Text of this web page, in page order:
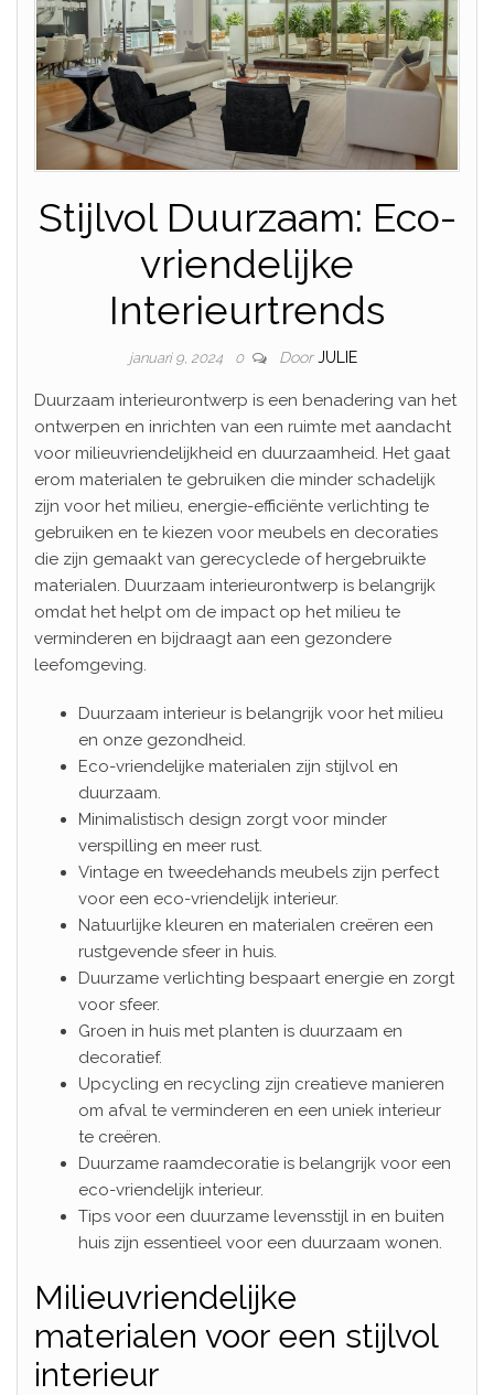
Stijlvol Duurzaam: Eco-
vriendelijke
Interieurtrends
januari 9, 2024 0 Door JULIE
Duurzaam interieurontwerp is een benadering van het
ontwerpen en inrichten van een ruimte met aandacht
voor milieuvriendelijkheid en duurzaamheid. Het gaat
erom materialen te gebruiken die minder schadelijk
zijn voor het milieu, energie-efficiënte verlichting te
gebruiken en te kiezen voor meubels en decoraties
die zijn gemaakt van gerecyclede of hergebruikte
materialen. Duurzaam interieurontwerp is belangrijk
omdat het helpt om de impact op het milieu te
verminderen en bijdraagt aan een gezondere
leefomgeving.
Duurzaam interieur is belangrijk voor het milieu
en onze gezondheid.
Eco-vriendelijke materialen zijn stijlvol en
duurzaam.
Minimalistisch design zorgt voor minder
verspilling en meer rust.
Vintage en tweedehands meubels zijn perfect
voor een eco-vriendelijk interieur.
Natuurlijke kleuren en materialen creëren een
rustgevende sfeer in huis.
Duurzame verlichting bespaart energie en zorgt
voor sfeer.
Groen in huis met planten is duurzaam en
decoratief.
Upcycling en recycling zijn creatieve manieren
om afval te verminderen en een uniek interieur
te creëren.
Duurzame raamdecoratie is belangrijk voor een
eco-vriendelijk interieur.
Tips voor een duurzame levensstijl in en buiten
huis zijn essentieel voor een duurzaam wonen.
Milieuvriendelijke
materialen voor een stijlvol
interieur